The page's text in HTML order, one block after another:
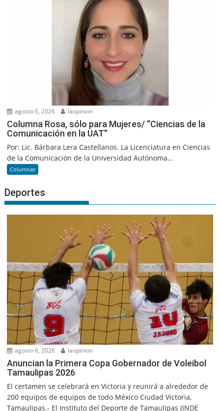
agosto 6, 2026 laopinion
Columna Rosa, sólo para Mujeres/ “Ciencias de la
Comunicación en la UAT”
Por: Lic. Bárbara Lera Castellanos. La Licenciatura en Ciencias
de la Comunicación de la Universidad Autónoma...
Columnas
Deportes
agosto 6, 2026 laopinion
Anuncian la Primera Copa Gobernador de Voleibol
Tamaulipas 2026
El certamen se celebrará en Victoria y reunirá a alrededor de
200 equipos de equipos de todo México Ciudad Victoria,
Tamaulipas.- El Instituto del Deporte de Tamaulipas (INDE